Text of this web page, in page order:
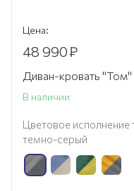
Цена:
48 990₽
Диван-кровать
В наличии
Цветовое исполнение
темно-серый